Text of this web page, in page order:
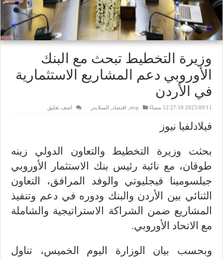
وزيرة التخطيط تبحث مع البنك
الأوروبي دعم المشاريع الاستثمارية
في الأردن
2025/09/11 12:27:18 مساءً stop اقتصاد السلايدر اضف تعليق
فيلادلفيا نيوز
بحثت وزيرة التخطيط والتعاون الدولي زينه
طوقان، مع نائبة رئيس بنك الاستثمار الأوروبي
جيلسومينا فيجليوتي والوفد المرافق، التعاون
الثنائي بين الأردن والبنك ودوره في دعم وتنفيذ
المشاريع ضمن الشراكة الاستراتيجية والشاملة
مع الاتحاد الأوروبي.
وبحسب بيان الوزارة اليوم الخميس، تناول